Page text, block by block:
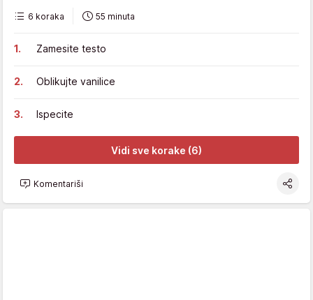
6 koraka 55 minuta
Zamesite testo
Oblikujte vanilice
Ispecite
Vidi sve korake (6)
Komentariši